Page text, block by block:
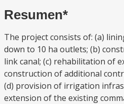
Resumen*
The project consists of: (a)
down to 10 ha outlets; (b)
link canal; (c) rehabilitation of
construction of additional
(d) provision of irrigation
extension of the existing